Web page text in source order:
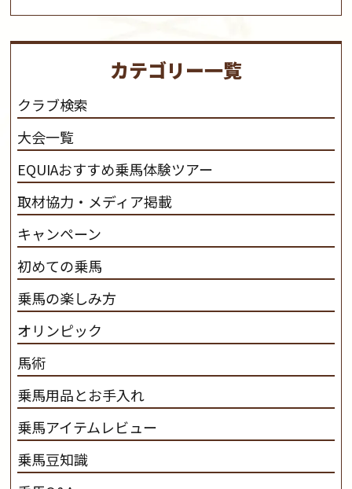
生産します。 私たちは、馬や人々に癒しとなる環境を守
さと魅力を追求します。 私たちは、馬の品種と血統にこ
だわります。 私たちは、乗用馬の質の向上を目指し、生
産･育成･調教を一貫して行います。カナディアンキャ
ンプ乗馬クラブ九州のツアー情報はこちら
カテゴリー一覧
クラブ検索
大会一覧
EQUIAおすすめ乗馬体験ツアー
取材協力・メディア掲載
キャンペーン
初めての乗馬
乗馬の楽しみ方
オリンピック
馬術
乗馬用品とお手入れ
乗馬アイテムレビュー
乗馬豆知識